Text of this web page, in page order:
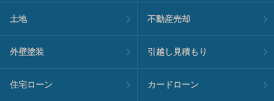
土地 不動産売却
外壁塗装 引越し見積もり
住宅ローン カードローン